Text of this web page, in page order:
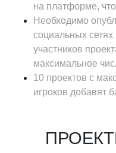
на платформе,
Необходимо
социальных
участников
максимальное
10 проектов с
игроков добавят